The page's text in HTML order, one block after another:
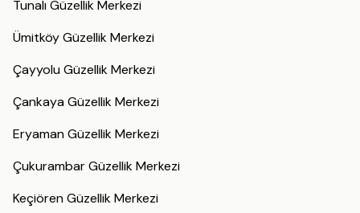
Tunalı Güzellik Merkezi
Ümitköy Güzellik Merkezi
Çayyolu Güzellik Merkezi
Çankaya Güzellik Merkezi
Eryaman Güzellik Merkezi
Çukurambar Güzellik Merkezi
Keçiören Güzellik Merkezi